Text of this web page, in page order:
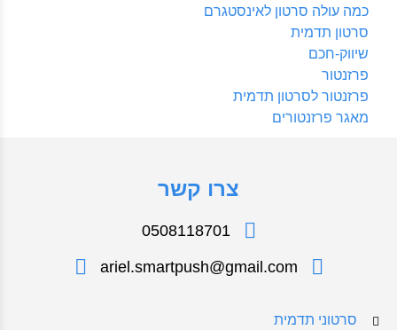
כמה עולה סרטון לאינסטגרם
סרטון תדמית
שיווק-חכם
פרזנטור
פרזנטור לסרטון תדמית
מאגר פרזנטורים
צרו קשר
0508118701
ariel.smartpush@gmail.com
סרטוני תדמית